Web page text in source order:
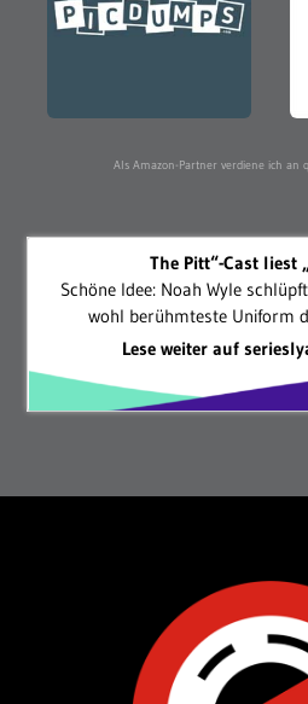
Als Amazon-Partner verdiene ich an
The Pitt“-Cast liest
Schöne Idee: Noah Wyle
wohl berühmteste Uniform
Lese weiter auf